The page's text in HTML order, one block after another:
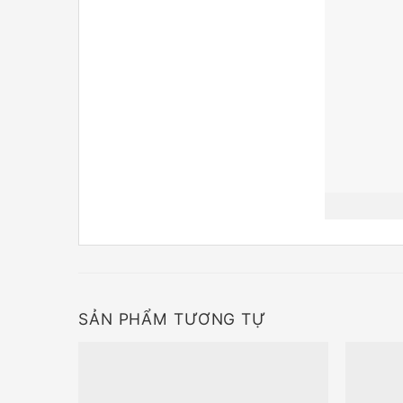
SẢN PHẨM TƯƠNG TỰ